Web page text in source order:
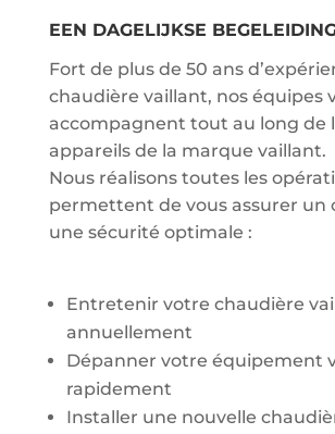
EEN DAGELIJKSE
Fort de plus de 50 ans
chaudière vaillant, nos équipes
accompagnent tout au long de
appareils de la marque vaillant.
Nous réalisons toutes les
permettent de vous assurer un
une sécurité optimale :
Entretenir votre chaudière
annuellement
Dépanner votre équipement
rapidement
Installer une nouvelle